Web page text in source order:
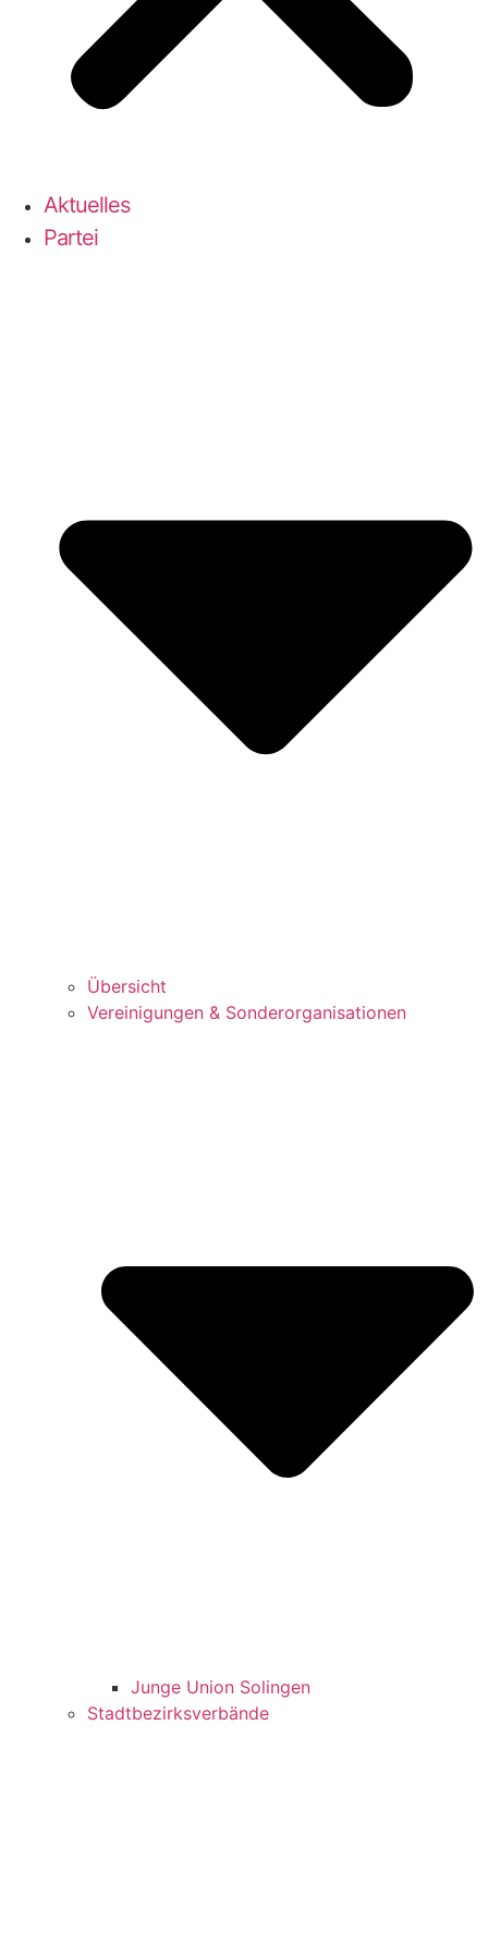
Aktu­el­les
Par­tei
Über­sicht
Ver­ei­ni­gun­gen & Sonderorganisationen
Jun­ge Uni­on Solingen
Stadt­be­zirks­ver­bän­de